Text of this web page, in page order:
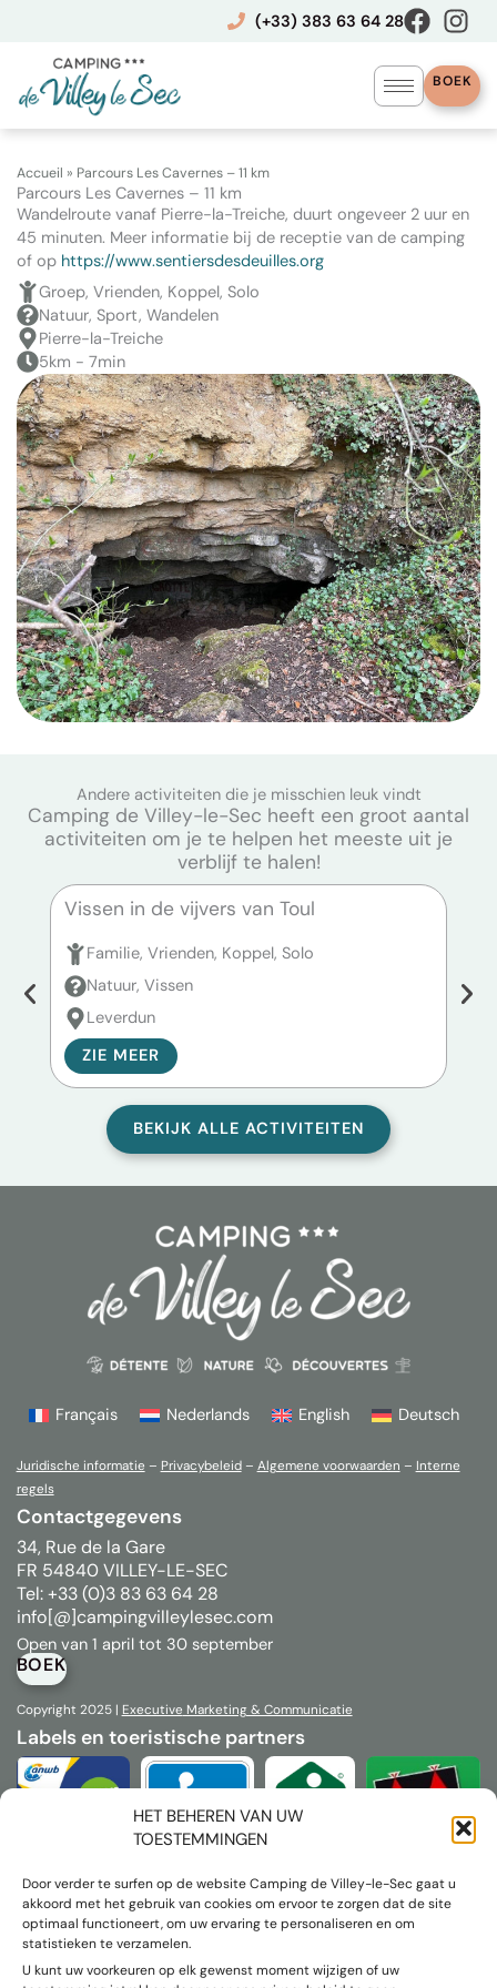
HET BEHEREN VAN UW
TOESTEMMINGEN
Door verder te surfen op de website Camping de Villey-le-Sec gaat u
akkoord met het gebruik van cookies om ervoor te zorgen dat de site
optimaal functioneert, om uw ervaring te personaliseren en om
statistieken te verzamelen.
U kunt uw voorkeuren op elk gewenst moment wijzigen of uw
inhoud
(+33) 383 63 64 28
BOEK
Accueil » Parcours Les Cavernes – 11 km
Parcours Les Cavernes – 11 km
Wandelroute vanaf Pierre-la-Treiche, duurt ongeveer 2 uur en
45 minuten. Meer informatie bij de receptie van de camping
of op https://www.sentiersdesdeuilles.org
Groep, Vrienden, Koppel, Solo
Natuur, Sport, Wandelen
Pierre-la-Treiche
5km - 7min
Andere activiteiten die je misschien leuk vindt
Camping de Villey-le-Sec heeft een groot aantal
activiteiten om je te helpen het meeste uit je
verblijf te halen!
Vissen in de vijvers van Toul
Familie, Vrienden, Koppel, Solo
Natuur, Vissen
Leverdun
ZIE MEER
BEKIJK ALLE ACTIVITEITEN
Français Nederlands English Deutsch
Juridische informatie – Privacybeleid– Algemene voorwaarden – Interne
regels
Contactgegevens
34, Rue de la Gare
FR 54840 VILLEY-LE-SEC
Tel: +33 (0)3 83 63 64 28
info[@]campingvilleylesec.com
Open van 1 april tot 30 september
BOEK
Copyright 2025 | Executive Marketing & Communicatie
Labels en toeristische partners